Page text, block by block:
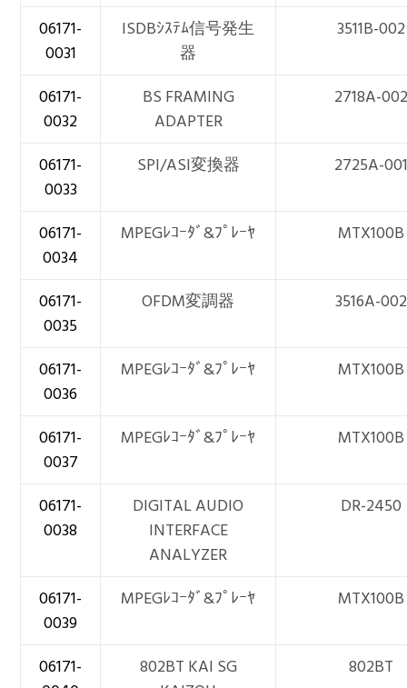
06171-
0031
ISDBｼｽﾃﾑ信号発生
器
3511B-002
06171-
0032
BS FRAMING
ADAPTER
2718A-
06171-
0033
SPI/ASI変換器 2725A-
06171-
0034
MPEGﾚｺｰﾀﾞ&ﾌﾟﾚｰﾔ MTX100B
06171-
0035
OFDM変調器 3516A-002
06171-
0036
MPEGﾚｺｰﾀﾞ&ﾌﾟﾚｰﾔ MTX100B
06171-
0037
MPEGﾚｺｰﾀﾞ&ﾌﾟﾚｰﾔ MTX100B
06171-
0038
DIGITAL AUDIO
INTERFACE
ANALYZER
DR-2450
06171-
0039
MPEGﾚｺｰﾀﾞ&ﾌﾟﾚｰﾔ MTX100B
06171-
802BT KAI SG
802BT